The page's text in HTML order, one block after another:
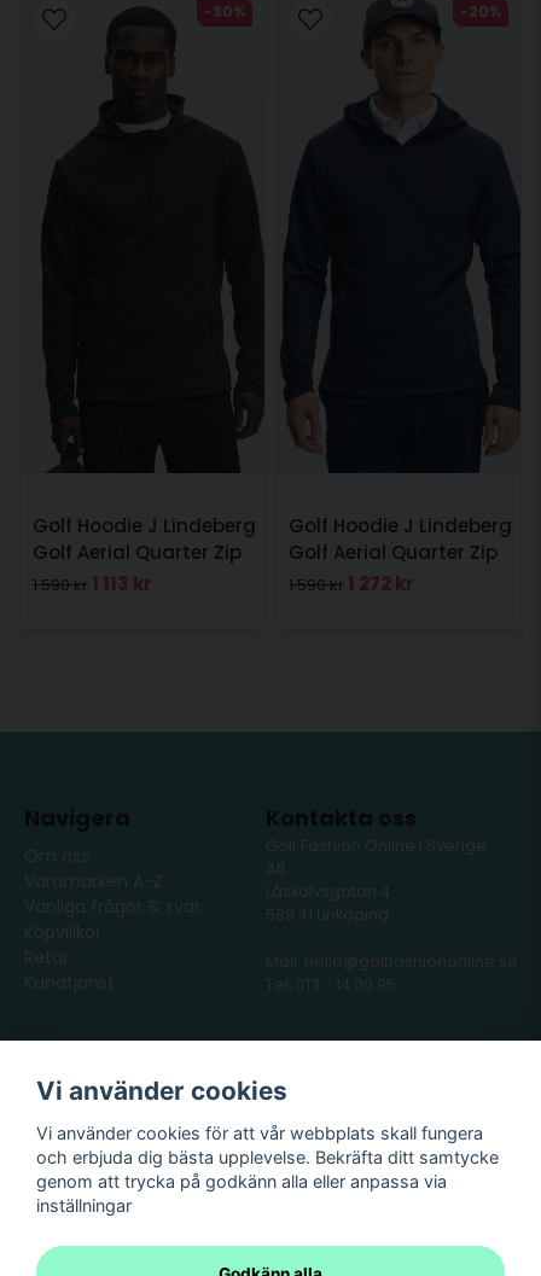
Golf Hoodie J Lindeberg
Golf Aerial Quarter Zip
Herr Svart
1 590 kr 1 113 kr
-30%
Golf Hoodie J Lindeberg
Golf Aerial Quarter Zip
Herr Navy
1 590 kr 1 272 kr
-20%
Om oss
Varumärken A-Z
Vanliga frågor & svar
Köpvillkor
Retur
Kundtjänst
Golf Fashion Online i Sverige
AB
Låskolvsgatan 4
589 41 Linköping
Mail: hello@golffashiononline.se
Tel: 013 - 14 00 95
Facebook
Instagram
Vi använder cookies
Vi använder cookies för att vår webbplats skall fungera
och erbjuda dig bästa upplevelse. Bekräfta ditt samtycke
genom att trycka på godkänn alla eller anpassa via
inställningar